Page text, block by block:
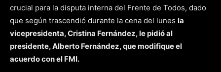
crucial para la disputa interna del Frente de Todos, dado
que según trascendió durante la cena del lunes la
vicepresidenta, Cristina Fernández, le pidió al
presidente, Alberto Fernández, que modifique el
acuerdo con el FMI.